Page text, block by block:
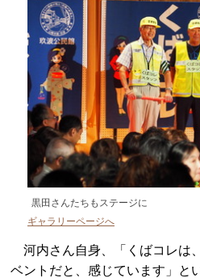
黒田さんたちもステージに
ギャラリーページへ
河内さん自身、「くばコレは
ベントだと、感じています」と